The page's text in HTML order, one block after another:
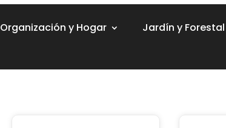
Organización y Hogar Jardín y Forestal